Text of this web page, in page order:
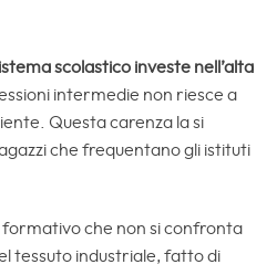
scolastico investe nell’alta
intermedie non riesce a
Questa carenza la si
che frequentano gli istituti
formativo che non si confronta
tessuto industriale, fatto di